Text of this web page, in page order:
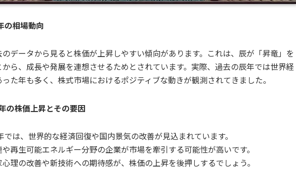
の相場動向
データから見ると株価が上昇しやすい傾向があります。これは、辰が「昇竜」を
ら、成長や発展を連想させるためとされています。実際、過去の辰年では世界経
た年も多く、株式市場におけるポジティブな動きが観測されてきました。
の株価上昇とその要因
では、世界的な経済回復や国内景気の改善が見込まれています。
再生可能エネルギー分野の企業が市場を牽引する可能性が高いです。
理の改善や新技術への期待感が、株価の上昇を後押しするでしょう。